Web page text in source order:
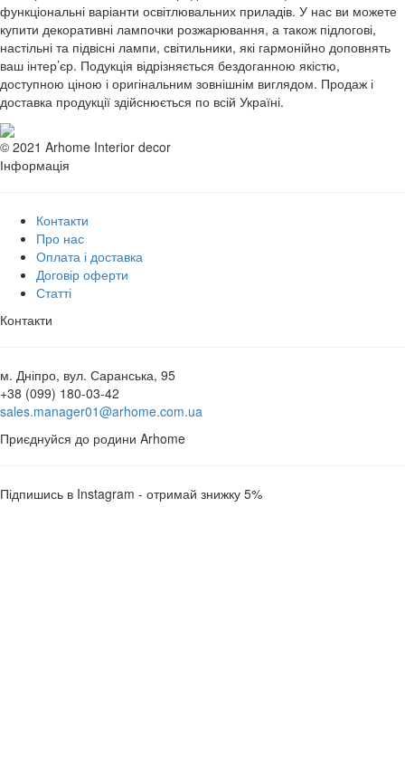
функціональні варіанти освітлювальних приладів. У нас ви можете
купити декоративні лампочки розжарювання, а також підлогові,
настільні та підвісні лампи, світильники, які гармонійно доповнять
ваш інтер’єр. Подукція відрізняється бездоганною якістю,
доступною ціною і оригінальним зовнішнім виглядом. Продаж і
доставка продукції здійснюється по всій Україні.
© 2021 Arhome Interior decor
Інформація
Контакти
Про нас
Оплата і доставка
Договір оферти
Статті
Контакти
м. Дніпро, вул. Саранська, 95
+38 (099) 180-03-42
sales.manager01@arhome.com.ua
Приєднуйся до родини Arhome
Підпишись в Instagram - отримай знижку 5%